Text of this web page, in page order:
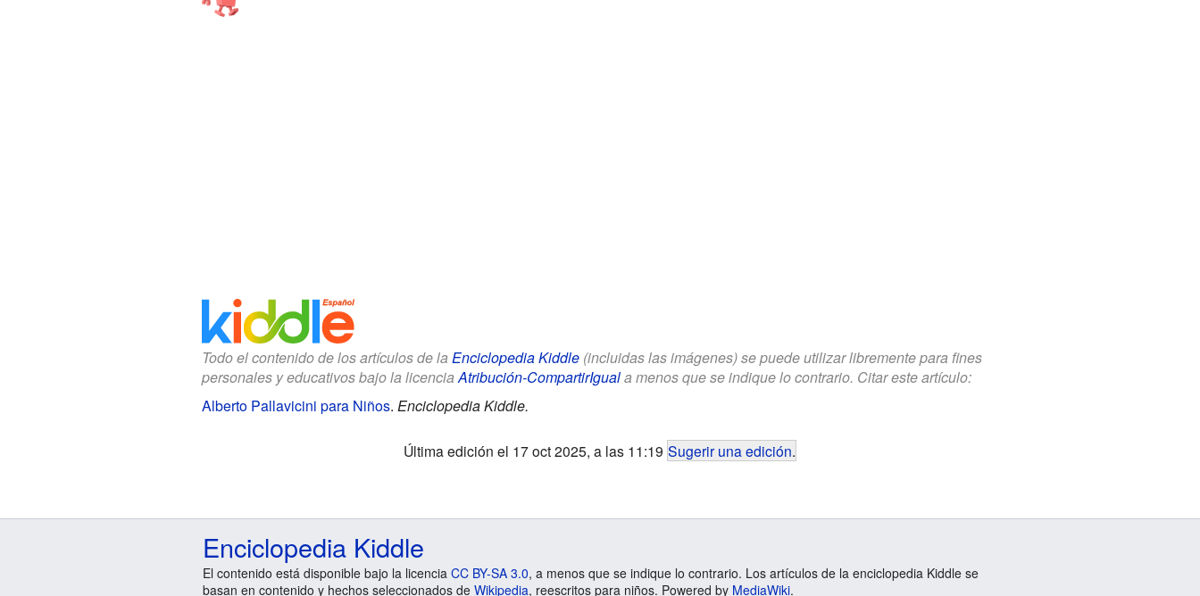
Todo el contenido de los artículos de la Enciclopedia Kiddle(incluidas las imágenes) se puede utilizar libremente para fines
personales y educativos bajo la licenciaAtribución-CompartirIguala menos que se indique lo contrario. Citar este artículo:
Alberto Pallavicini para Niños. Enciclopedia Kiddle.
Última edición el 17 oct 2025, a las 11:19 Sugerir una edición.
Enciclopedia Kiddle
El contenido está disponible bajo la licencia CC BY-SA 3.0, a menos que se indique lo contrario. Los artículos de la enciclopedia Kiddle se
basan en contenido y hechos seleccionados de Wikipedia, reescritos para niños. Powered by MediaWiki.